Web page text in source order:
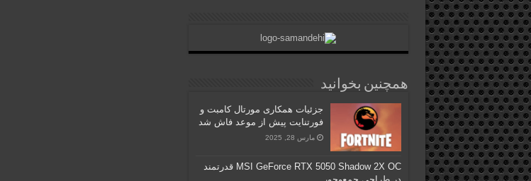
همچنین بخوانید
جزئیات همکاری مورتال کامبت و
فورتنایت پیش از موعد فاش شد
مارس 28, 2025
MSI GeForce RTX 5050 Shadow 2X OC قدرتمند